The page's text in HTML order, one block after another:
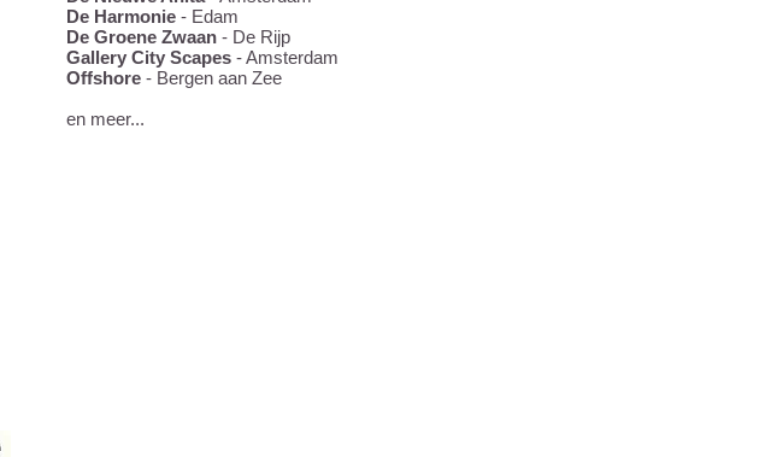
De Harmonie - Edam
De Groene Zwaan - De Rijp
Gallery City Scapes - Amsterdam
Offshore - Bergen aan Zee
en meer...